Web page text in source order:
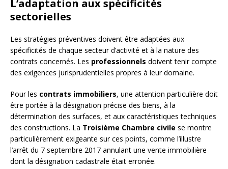
L’adaptation aux spécificités
sectorielles
Les stratégies préventives doivent être adaptées aux
spécificités de chaque secteur d’activité et à la nature des
contrats concernés. Les professionnels doivent tenir compte
des exigences jurisprudentielles propres à leur domaine.
Pour les contrats immobiliers, une attention particulière doit
être portée à la désignation précise des biens, à la
détermination des surfaces, et aux caractéristiques techniques
des constructions. La Troisième Chambre civile se montre
particulièrement exigeante sur ces points, comme l’illustre
l’arrêt du 7 septembre 2017 annulant une vente immobilière
dont la désignation cadastrale était erronée.